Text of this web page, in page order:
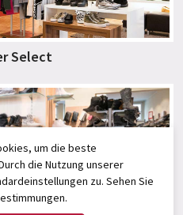
Select
um die beste
die Nutzung unserer
zu. Sehen Sie